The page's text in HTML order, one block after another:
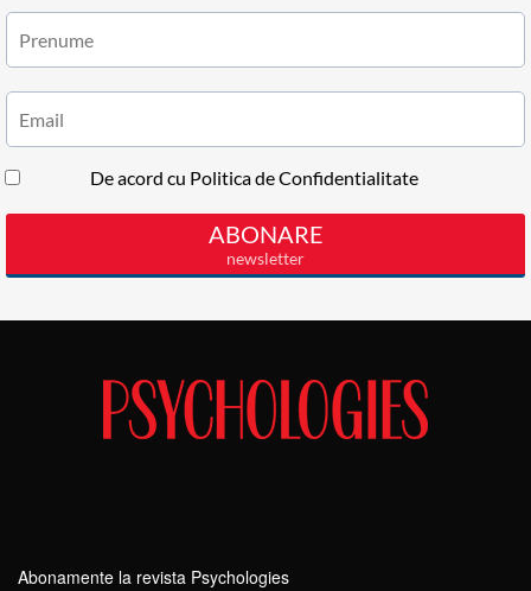
Abonamente la revista Psychologies